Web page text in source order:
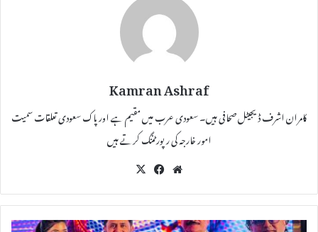
Kamran Ashraf
کامران اشرف ڈیجیٹل صحافی ہیں۔ سعودی عرب میں مقیم ہے اور پاک سعودی تعلقات سمیت
امور خارجہ کی رپورٹننگ کرتے ہیں
We
bsi
te
Fac
oo
k